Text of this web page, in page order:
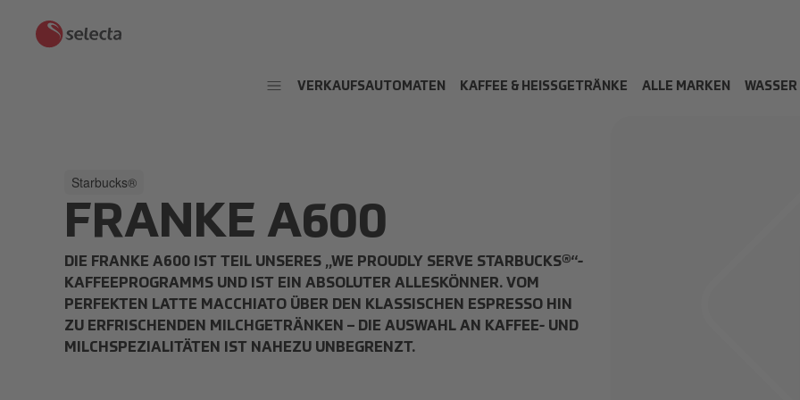
VERKAUFSAUTOMATEN KAFFEE & HEISSGETRÄNKE ALLE MARKEN WASSER
Starbucks®
FRANKE A600
DIE FRANKE A600 IST TEIL UNSERES „WE PROUDLY SERVE STARBUCKS®“-
KAFFEEPROGRAMMS UND IST EIN ABSOLUTER ALLESKÖNNER. VOM
PERFEKTEN LATTE MACCHIATO ÜBER DEN KLASSISCHEN ESPRESSO HIN
ZU ERFRISCHENDEN MILCHGETRÄNKEN – DIE AUSWAHL AN KAFFEE- UND
MILCHSPEZIALITÄTEN IST NAHEZU UNBEGRENZT.